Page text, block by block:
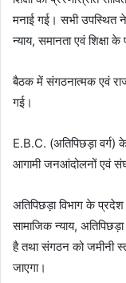
मनाई गई। सभी उपस्थित
न्याय, समानता एवं शिक्षा
बैठक में संगठनात्मक एवं
गई।
E.B.C. (अतिपिछड़ा वर्ग)
आगामी जनआंदोलनों एवं
अतिपिछड़ा विभाग के
सामाजिक न्याय,
है तथा संगठन को जमीनी
जाएगा।